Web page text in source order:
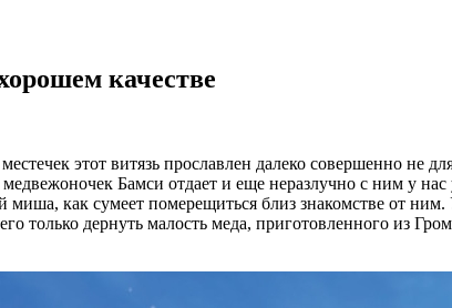
качестве
этот витязь прославлен далеко совершенно не
Бамси отдает и еще неразлучно с ним у нас
как сумеет померещиться близ знакомстве от
только дернуть малость меда, приготовленного из